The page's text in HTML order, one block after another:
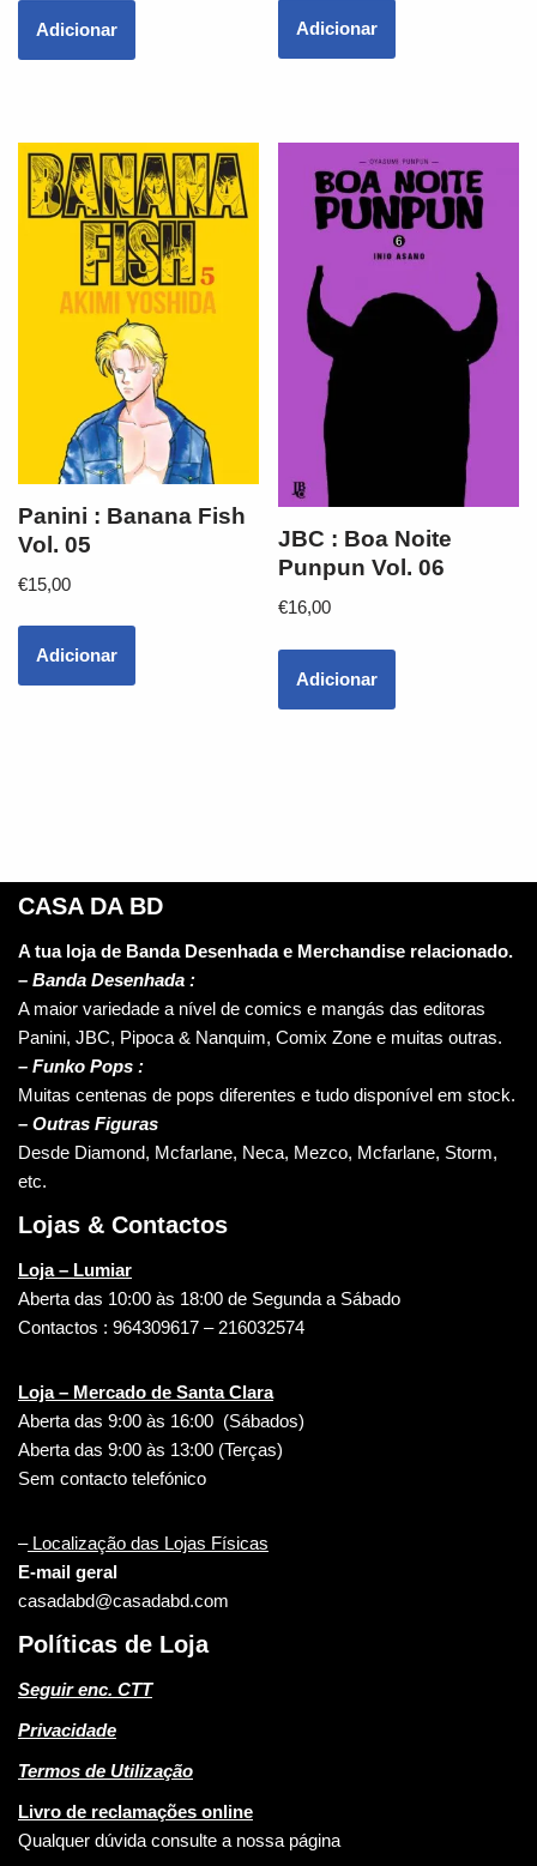
Adicionar Adicionar
Panini : Banana Fish
Vol. 05
€15,00
Adicionar
JBC : Boa Noite
Punpun Vol. 06
€16,00
Adicionar
CASA DA BD
A tua loja de Banda Desenhada e Merchandise relacionado.
– Banda Desenhada :
A maior variedade a nível de comics e mangás das editoras
Panini, JBC, Pipoca & Nanquim, Comix Zone e muitas outras.
– Funko Pops :
Muitas centenas de pops diferentes e tudo disponível em stock.
– Outras Figuras
Desde Diamond, Mcfarlane, Neca, Mezco, Mcfarlane, Storm,
etc.
Lojas & Contactos
Loja – Lumiar
Aberta das 10:00 às 18:00 de Segunda a Sábado
Contactos : 964309617 – 216032574
Loja – Mercado de Santa Clara
Aberta das 9:00 às 16:00 (Sábados)
Aberta das 9:00 às 13:00 (Terças)
Sem contacto telefónico
–Localização das Lojas Físicas
E-mail geral
casadabd@casadabd.com
Políticas de Loja
Seguir enc. CTT
Privacidade
Termos de Utilização
Livro de reclamações online
Qualquer dúvida consulte a nossa página